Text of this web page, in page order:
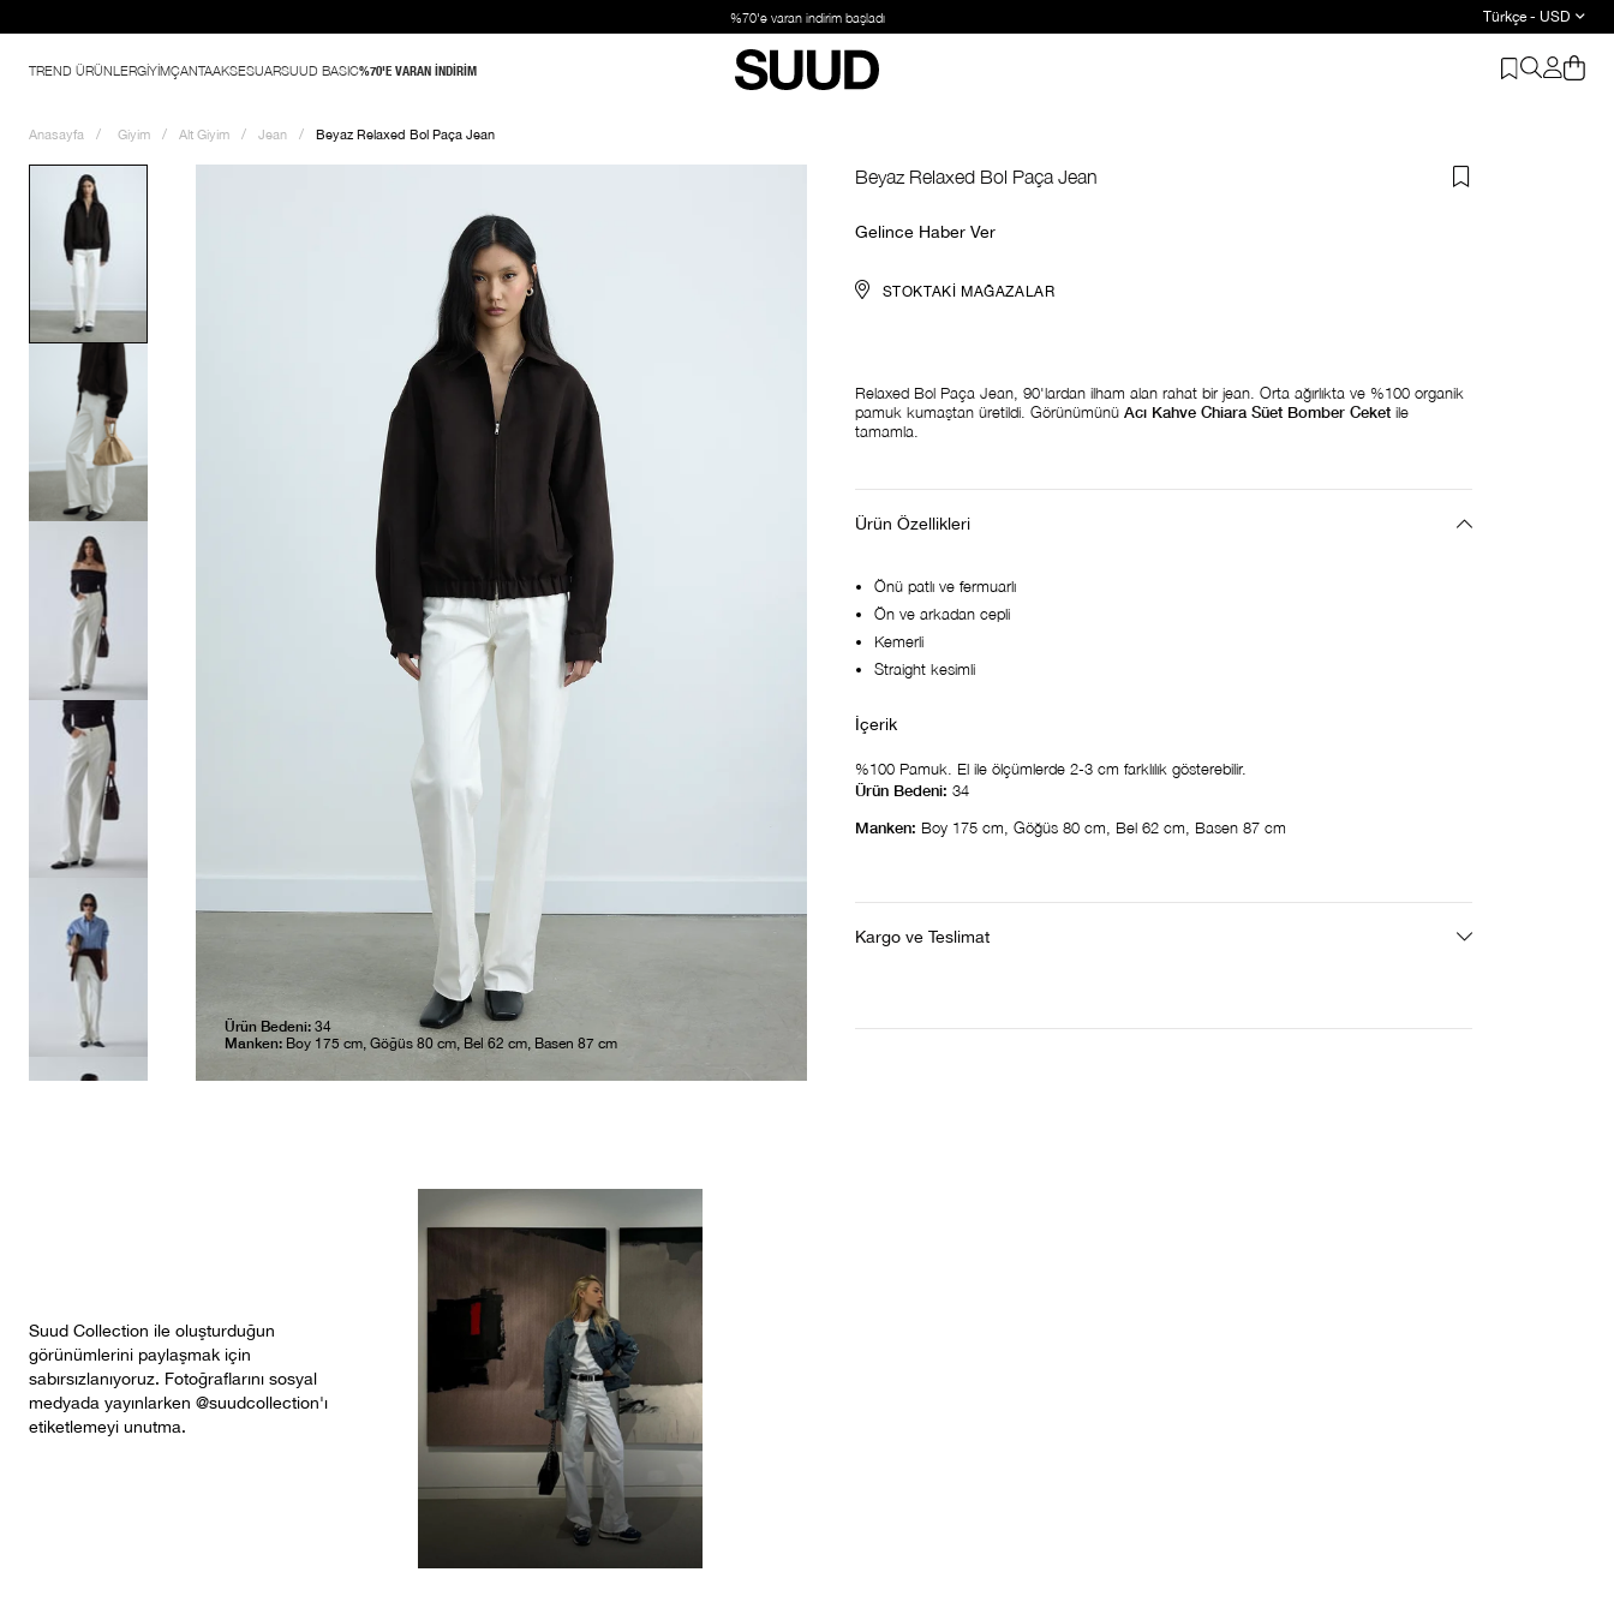
%70'e varan indirim başladı Türkçe - USD
TREND ÜRÜNLERGİYİMÇANTAAKSESUARSUUD BASIC%70'E VARAN İNDİRİM
Anasayfa Giyim Alt Giyim Jean Beyaz Relaxed Bol Paça Jean
Ürün Bedeni: 34
Manken: Boy 175 cm, Göğüs 80 cm, Bel 62 cm, Basen 87 cm
Beyaz Relaxed Bol Paça Jean
Gelince Haber Ver
STOKTAKI MAĞAZALAR
Relaxed Bol Paça Jean, 90'lardan ilham alan rahat bir jean. Orta ağırlıkta ve %100 organik
pamuk kumaştan üretildi. Görünümünü Acı Kahve Chiara Süet Bomber Ceket ile
tamamla.
Ürün Özellikleri
Önü patlı ve fermuarlı
Ön ve arkadan cepli
Kemerli
Straight kesimli
%100 Pamuk. El ile ölçümlerde 2-3 cm farklılık gösterebilir.
Ürün Bedeni: 34
Manken: Boy 175 cm, Göğüs 80 cm, Bel 62 cm, Basen 87 cm
Kargo ve Teslimat
Suud Collection ile oluşturduğun
görünümlerini paylaşmak için
sabırsızlanıyoruz. Fotoğraflarını sosyal
medyada yayınlarken @suudcollection'ı
etiketlemeyi unutma.